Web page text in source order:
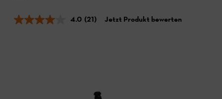
4.0 (21) Jetzt Produkt bewerten